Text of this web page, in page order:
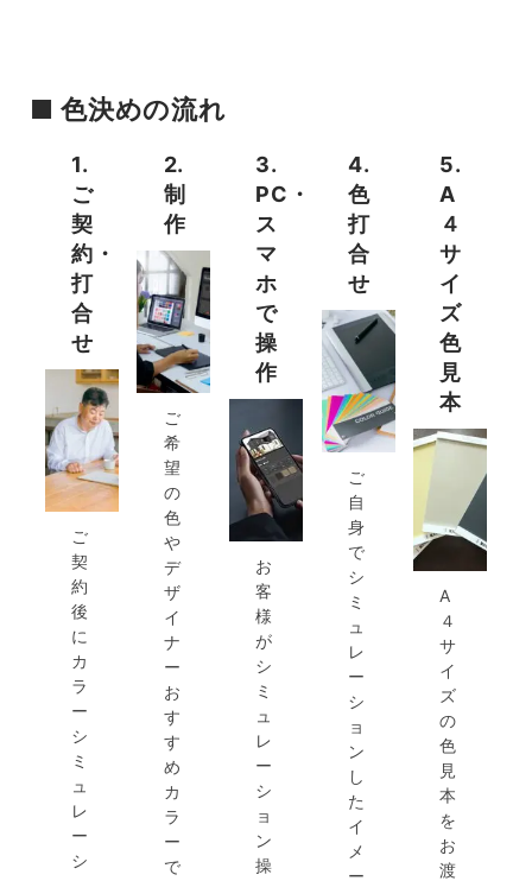
■ 色決めの流れ
1.
ご
契
約・
打
合
せ
ご
契
約
後
に
カ
ラ
ー
シ
ミ
ュ
レ
ー
シ
2.
制
作
ご
希
望
の
色
や
デ
ザ
イ
ナ
ー
お
す
す
め
カ
ラ
ー
で
3.
PC・
ス
マ
ホ
で
操
作
お
客
様
が
シ
ミ
ュ
レ
ー
シ
ョ
ン
操
4.
色
打
合
せ
ご
自
身
で
シ
ミ
ュ
レ
ー
シ
ョ
ン
し
た
イ
メ
ー
5.
A
４
サ
イ
ズ
色
見
本
A
４
サ
イ
ズ
の
色
見
本
を
お
渡